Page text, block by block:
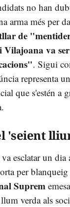
no han
arma més per
de
Vilajoana va
. Sigui
representa
que s'estén a
'seient
esclatar un dia
per blanqueig
Suprem
verda als